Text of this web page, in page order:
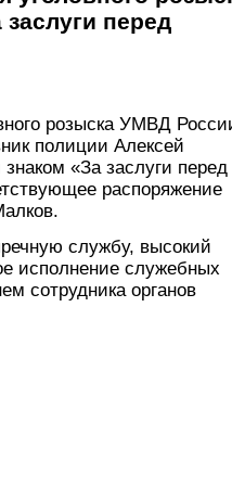
перед
розыска УМВД
полиции Алексей
«За заслуги перед
распоряжение
службу, высокий
исполнение служебных
сотрудника органов